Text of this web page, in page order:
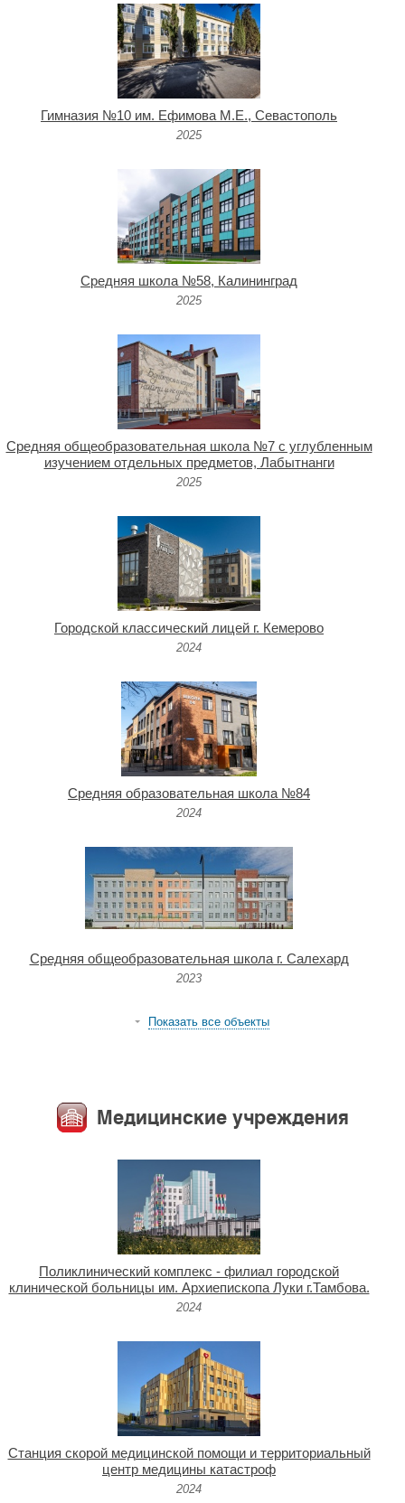
Гимназия №10 им. Ефимова М.Е., Севастополь
2025
Средняя школа №58, Калининград
2025
Средняя общеобразовательная школа №7 с углубленным
изучением отдельных предметов, Лабытнанги
2025
Городской классический лицей г. Кемерово
2024
Средняя образовательная школа №84
2024
Средняя общеобразовательная школа г. Салехард
2023
Показать все объекты
Медицинские учреждения
Поликлинический комплекс - филиал городской
клинической больницы им. Архиепископа Луки г.Тамбова.
2024
Станция скорой медицинской помощи и территориальный
центр медицины катастроф
2024